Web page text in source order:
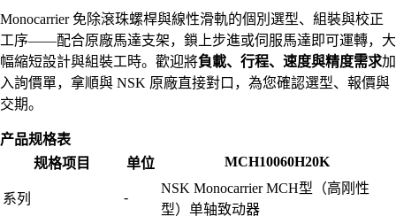
Monocarrier 免除滾珠螺桿與線性滑軌的個別選型、組裝與校正
工序——配合原廠馬達支架，鎖上步進或伺服馬達即可運轉，大
幅縮短設計與組裝工時。歡迎將負載、行程、速度與精度需求加
入詢價單，拿順與 NSK 原廠直接對口，為您確認選型、報價與
交期。
产品规格表
规格项目
单位 MCH10060H20K
系列 -
NSK Monocarrier MCH型（高刚性
型）单轴致动器